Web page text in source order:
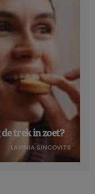
trek in zoet?
LAVINIA SINCOVITS